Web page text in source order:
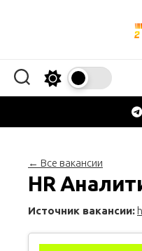
← Все вакансии
HR
Источник вакансии: